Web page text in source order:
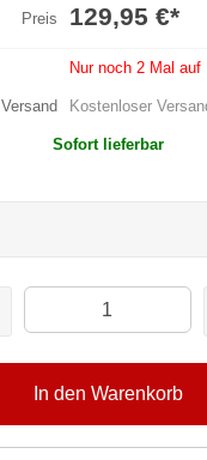
Preis 129,95 €*
Nur noch 2 Mal auf
Versand Kostenloser
Sofort lieferbar
In den Warenkorb